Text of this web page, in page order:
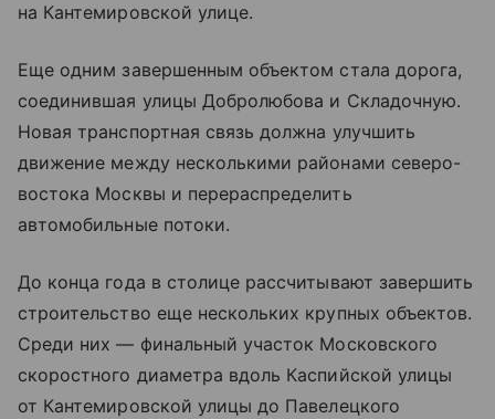
на Кантемировской улице.
Еще одним завершенным объектом стала дорога,
соединившая улицы Добролюбова и Складочную.
Новая транспортная связь должна улучшить
движение между несколькими районами северо-
востока Москвы и перераспределить
автомобильные потоки.
До конца года в столице рассчитывают завершить
строительство еще нескольких крупных объектов.
Среди них — финальный участок Московского
скоростного диаметра вдоль Каспийской улицы
от Кантемировской улицы до Павелецкого